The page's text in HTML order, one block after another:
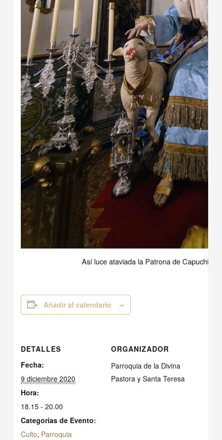
Así luce ataviada la Patrona de
Añadir al calendario
DETALLES
Fecha:
9 diciembre 2020
Hora:
18.15 - 20.00
Categorías de Evento:
Culto, Parroquia
ORGANIZADOR
Parroquia de la Divina
Pastora y Santa Teresa